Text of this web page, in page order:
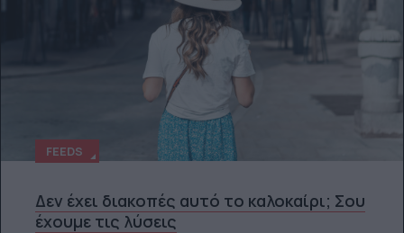
FEEDS
Δεν έχει διακοπές αυτό το καλοκαίρι; Σου
έχουμε τις λύσεις